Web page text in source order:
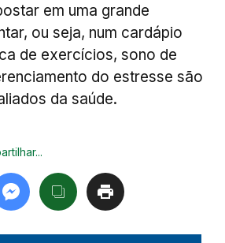
em uma grande
ou seja, num cardápio
de exercícios, sono de
do estresse são
da saúde.